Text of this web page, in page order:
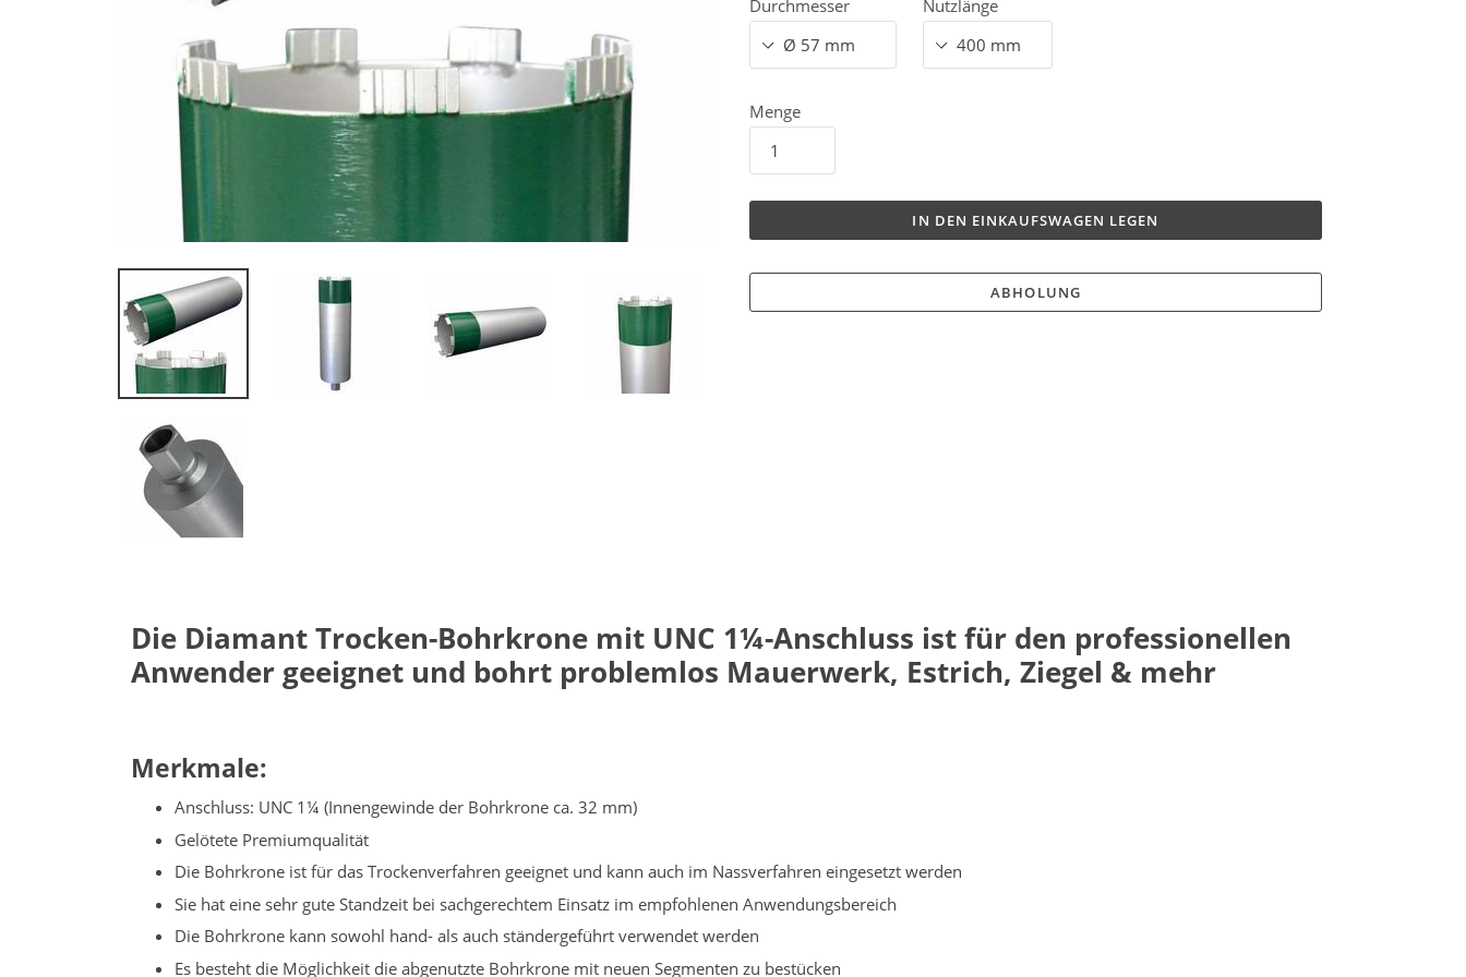
Durchmesser Nutzlänge
Menge
IN DEN EINKAUFSWAGEN LEGEN
ABHOLUNG
Die Diamant Trocken-Bohrkrone mit UNC 1¼-Anschluss ist für den professionellen
Anwender geeignet und bohrt problemlos Mauerwerk, Estrich, Ziegel & mehr
Merkmale:
Anschluss: UNC 1¼ (Innengewinde der Bohrkrone ca. 32 mm)
Gelötete Premiumqualität
Die Bohrkrone ist für das Trockenverfahren geeignet und kann auch im Nassverfahren eingesetzt werden
Sie hat eine sehr gute Standzeit bei sachgerechtem Einsatz im empfohlenen Anwendungsbereich
Die Bohrkrone kann sowohl hand- als auch ständergeführt verwendet werden
Es besteht die Möglichkeit die abgenutzte Bohrkrone mit neuen Segmenten zu bestücken